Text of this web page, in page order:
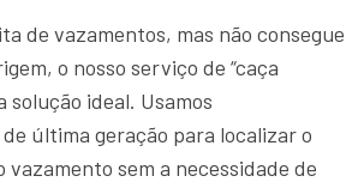
de vazamentos, mas não consegue
o nosso serviço de “caça
solução ideal. Usamos
última geração para localizar o
vazamento sem a necessidade de